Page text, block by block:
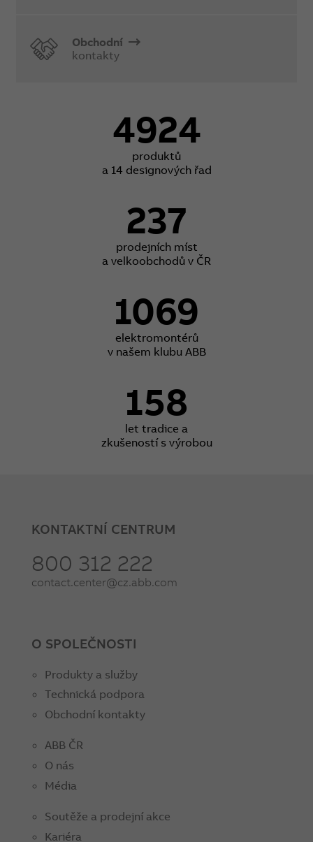
Obchodní
kontakty
4924
produktů
a 14 designových řad
237
prodejních míst
a velkoobchodů v ČR
1069
elektromontérů
v našem klubu ABB
158
let tradice a
zkušeností s výrobou
KONTAKTNÍ CENTRUM
800 312 222
contact.center@cz.abb.com
O SPOLEČNOSTI
Produkty a služby
Technická podpora
Obchodní kontakty
ABB ČR
O nás
Média
Soutěže a prodejní akce
Kariéra